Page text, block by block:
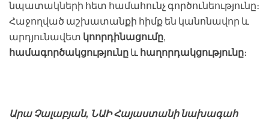
նպատակների հետ համահունչ գործունեությունը։
Հաջողված աշխատանքի հիմք են կանոնավոր և
արդյունավետ կոորդինացումը,
համագործակցությունը և հաղորդակցությունը։
Արա Չալաբյան, ՆԱԻ Հայաստանի նախագահ